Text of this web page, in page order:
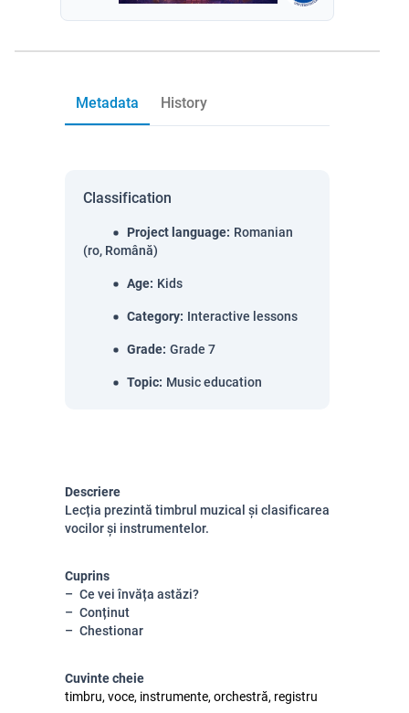
Metadata History
Classification
Project language: Romanian
(ro, Română)
Age: Kids
Category: Interactive lessons
Grade: Grade 7
Topic: Music education
Descriere
Lecția prezintă timbrul muzical și clasificarea
vocilor și instrumentelor.
Cuprins
Ce vei învăța astăzi?
Conținut
Chestionar
Cuvinte cheie
timbru, voce, instrumente, orchestră, registru